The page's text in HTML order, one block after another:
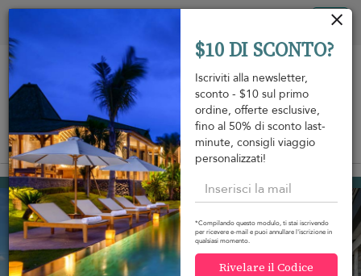
View on map
Chaweng beach da403 USD
$10 DI SCONTO?
Iscriviti alla newsletter,
sconto - $10 sul primo
ordine, offerte esclusive,
fino al 50% di sconto last-
minute, consigli viaggio
personalizzati!
*Compilando questo modulo, ti stai iscrivendo
per ricevere e-mail e puoi annullare l'iscrizione in
qualsiasi momento.
Rivelare il Codice
Pannello di gestione dei cookies